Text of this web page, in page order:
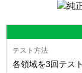
各領域を3回テス